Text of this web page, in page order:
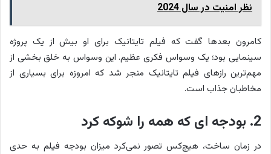
نظر امنیت در سال 2024
کامرون بعدها گفت که فیلم تایتانیک برای او بیش از یک پروژه
سینمایی بود؛ یک وسواس فکری عظیم. این وسواس به خلق بخشی از
مهم‌ترین رازهای فیلم تایتانیک منجر شد که امروزه برای بسیاری از
مخاطبان جذاب است.
2. بودجه ای که همه را شوکه کرد
در زمان ساخت، هیچ‌کس تصور نمی‌کرد میزان بودجه فیلم به حدی